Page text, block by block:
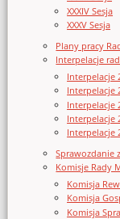
XXXIV Sesja
XXXV Sesja
Plany pracy
Interpelacje
Interpelacje
Interpelacje
Interpelacje
Interpelacje
Interpelacje
Sprawozdanie
Komisje Rady
Komisja
Komisja
Komisja